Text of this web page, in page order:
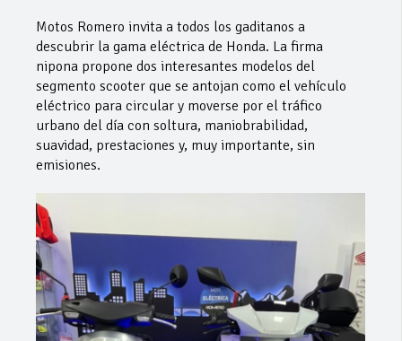
Motos Romero invita a todos los gaditanos a
descubrir la gama eléctrica de Honda. La firma
nipona propone dos interesantes modelos del
segmento scooter que se antojan como el vehículo
eléctrico para circular y moverse por el tráfico
urbano del día con soltura, maniobrabilidad,
suavidad, prestaciones y, muy importante, sin
emisiones.